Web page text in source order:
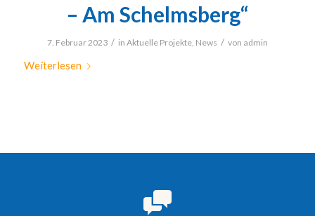
– Am Schelmsberg“
7. Februar 2023 / in Aktuelle Projekte, News / von admin
Weiterlesen